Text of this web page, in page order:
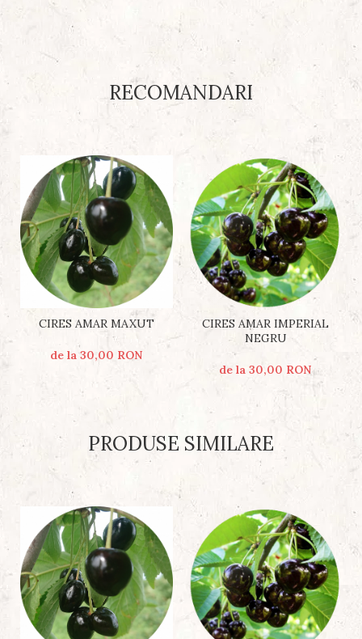
RECOMANDARI
CIRES AMAR MAXUT
de la 30,00 RON
CIRES AMAR IMPERIAL
NEGRU
de la 30,00 RON
PRODUSE SIMILARE